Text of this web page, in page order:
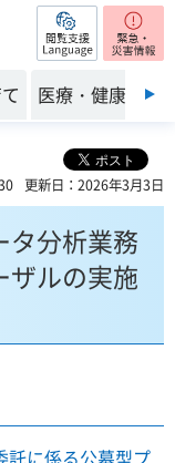
閲覧支援
医療・健康・福
更新日：2026年3月3日
タ分析業務
ザルの実施
託に係る公募型プ